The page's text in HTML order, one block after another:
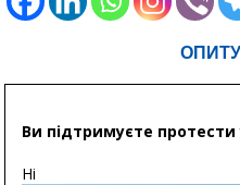
Ви підтримуєте протести
Ні